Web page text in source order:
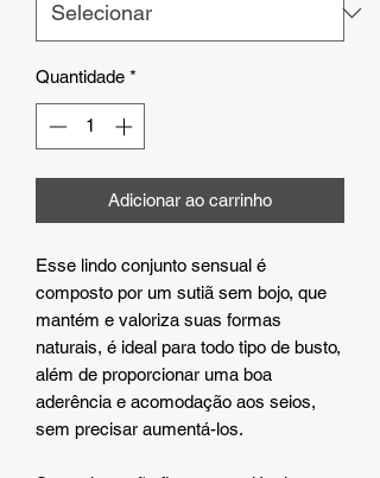
Quantidade *
Adicionar ao carrinho
Esse lindo conjunto sensual é
composto por um sutiã sem bojo, que
mantém e valoriza suas formas
naturais, é ideal para todo tipo de busto,
além de proporcionar uma boa
aderência e acomodação aos seios,
sem precisar aumentá-los.